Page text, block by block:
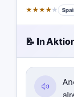
★★★★★
📝 In